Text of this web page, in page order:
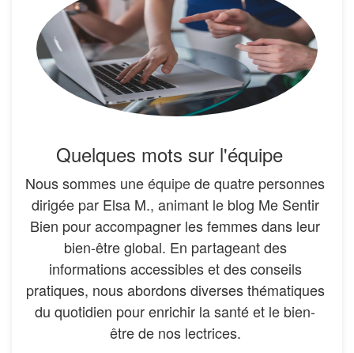
Quelques mots sur l'équipe
Nous sommes uneéquipede quatre personnes
dirigée par Elsa M., animant le blog Me Sentir
Bien pour accompagner les femmes dans leur
bien-être global. En partageant des
informations accessibles et des conseils
pratiques, nous abordons diverses thématiques
du quotidien pour enrichir la santé et le bien-
être de nos lectrices.